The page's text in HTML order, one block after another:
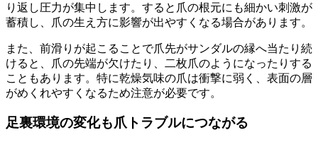
り返し圧力が集中します。すると爪の根元にも細かい刺激が
蓄積し、爪の生え方に影響が出やすくなる場合があります。
また、前滑りが起こることで爪先がサンダルの縁へ当たり続
けると、爪の先端が欠けたり、二枚爪のようになったりする
こともあります。特に乾燥気味の爪は衝撃に弱く、表面の層
がめくれやすくなるため注意が必要です。
足裏環境の変化も爪トラブルにつながる